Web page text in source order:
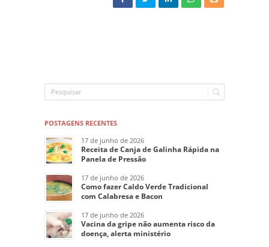
POSTAGENS RECENTES
17 de junho de 2026
Receita de Canja de Galinha Rápida na
Panela de Pressão
17 de junho de 2026
Como fazer Caldo Verde Tradicional
com Calabresa e Bacon
17 de junho de 2026
Vacina da gripe não aumenta risco da
doença, alerta ministério